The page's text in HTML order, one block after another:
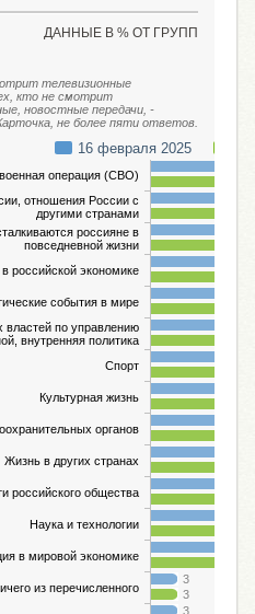
ДАННЫЕ В % ОТ ГРУПП
телевизионные
кто не смотрит
новостные передачи, -
не более пяти ответов.
16 февраля 2025
операция (СВО)
отношения России с
другими странами
россияне в
повседневной жизни
российской экономике
события в мире
властей по управлению
внутренняя политика
Спорт
Культурная жизнь
органов
Жизнь в других странах
российского общества
Наука и технологии
в мировой экономике
из перечисленного
3
3
3